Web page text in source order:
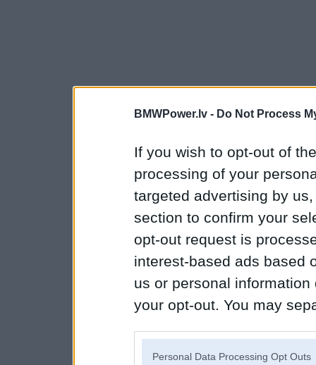
BMWPower.lv - Do Not Process
If you wish to opt-out of
processing of your
targeted advertising by
section to confirm your
opt-out request is
interest-based ads based
us or personal
your opt-out. You may
Personal Data Processing Opt Outs